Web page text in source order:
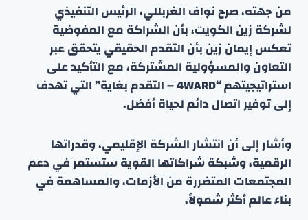
من جهته، صرح نواف الغربللي، الرئيس التنفيذي
لشركة زين الكويت، بأن الشراكة مع المفوضية
تعكس إيمان زين بأن التقدم الحقيقي يتحقق عبر
التعاون والمسؤولية المشتركة، مع التأكيد على
استراتيجيتهم “4WARD – التقدم بغاية” التي تهدف
إلى توفير اتصال دائم لحياة أفضل.
وأشار إلى أن انتشار الشركة الإقليمي، وقدراتها
الرقمية، وشبكة شراكاتها القوية ستستمر في دعم
المجتمعات المتضررة من الأزمات، والمساهمة في
بناء عالم أكثر شمولاً.